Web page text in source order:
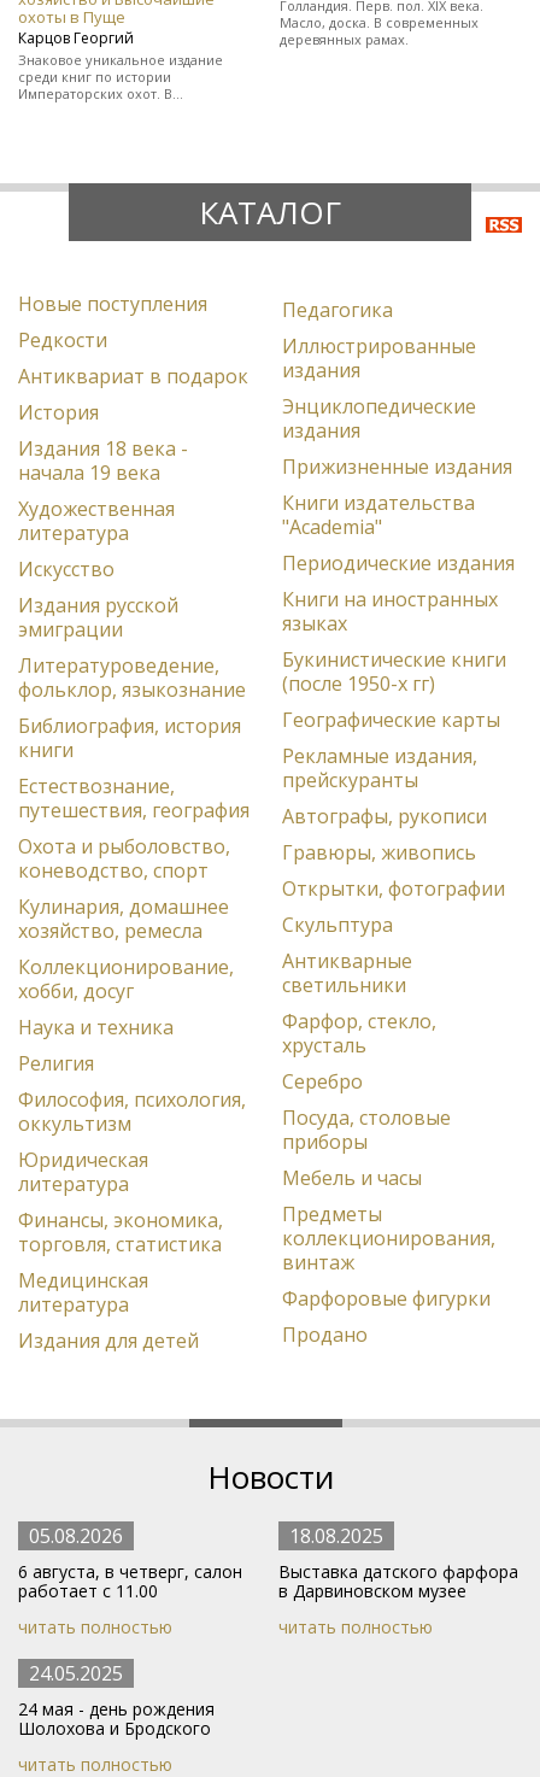
охоты в Пуще
Карцов Георгий
Знаковое уникальное издание
среди книг по истории
Императорских охот. В
Голландия. Перв. пол. XIX века.
Масло, доска. В современных
деревянных рамах.
КАТАЛОГ
Новые поступления
Редкости
Антиквариат в подарок
История
Издания 18 века -
начала 19 века
Художественная
литература
Искусство
Издания русской
эмиграции
Литературоведение,
фольклор, языкознание
Библиография, история
книги
Естествознание,
путешествия, география
Охота и рыболовство,
коневодство, спорт
Кулинария, домашнее
хозяйство, ремесла
Коллекционирование,
хобби, досуг
Наука и техника
Религия
Философия, психология,
оккультизм
Юридическая
литература
Финансы, экономика,
торговля, статистика
Медицинская
литература
Издания для детей
Педагогика
Иллюстрированные
издания
Энциклопедические
издания
Прижизненные издания
Книги издательства
"Academia"
Периодические издания
Книги на иностранных
языках
Букинистические книги
(после 1950-х гг)
Географические карты
Рекламные издания,
прейскуранты
Автографы, рукописи
Гравюры, живопись
Открытки, фотографии
Скульптура
Антикварные
светильники
Фарфор, стекло,
хрусталь
Серебро
Посуда, столовые
приборы
Мебель и часы
Предметы
коллекционирования,
винтаж
Фарфоровые фигурки
Продано
Новости
05.08.2026
6 августа, в четверг, салон
работает с 11.00
читать полностью
18.08.2025
Выставка датского фарфора
в Дарвиновском музее
читать полностью
24.05.2025
24 мая - день рождения
Шолохова и Бродского
читать полностью